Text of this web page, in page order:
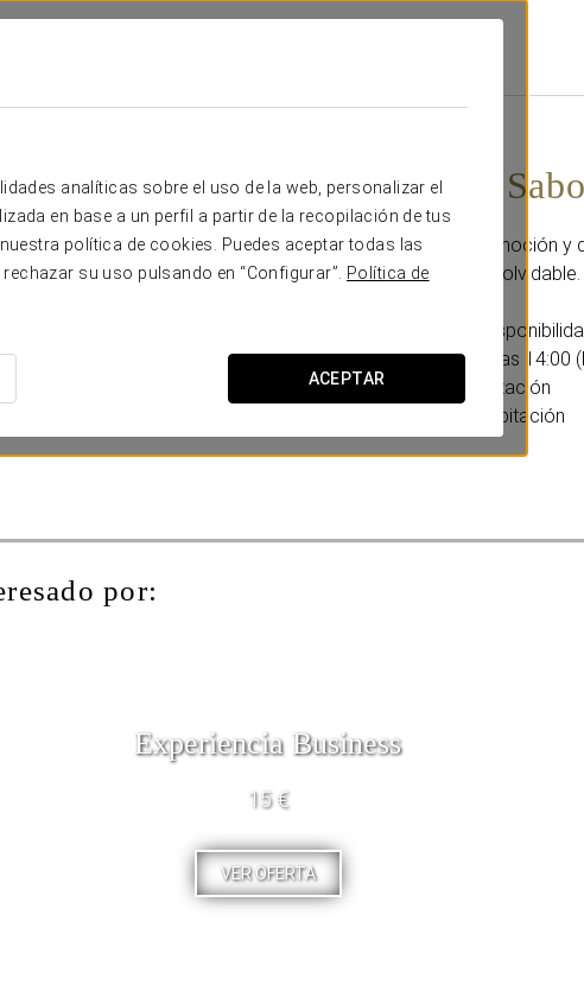
analíticas sobre el uso de la web, personalizar el
en base a un perfil a partir de la recopilación de tus
política de cookies. Puedes aceptar todas las
su uso pulsando en “Configurar”.
Política de
ACEPTAR
Experiencia
Aprovecha nuestra promoción y
estancia un momento inolvidable.
- Early check-in (bajo
- Late check-out hasta las 14:00
- Fruta fresca en la habitación
- Extra de agua en la habitación
por:
Experiencia Business
15 €
VER OFERTA